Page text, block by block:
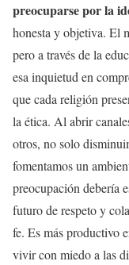
preocuparse por la
honesta y objetiva. El
pero a través de la
esa inquietud en
que cada religión
la ética. Al abrir
otros, no solo
fomentamos un
preocupación debería
futuro de respeto y
fe. Es más productivo
vivir con miedo a las